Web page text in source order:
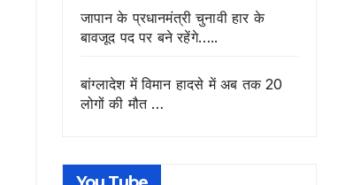
जापान के प्रधानमंत्री चुनावी हार के
बावजूद पद पर बने रहेंगे…..
बांग्लादेश में विमान हादसे में अब तक 20
लोगों की मौत …